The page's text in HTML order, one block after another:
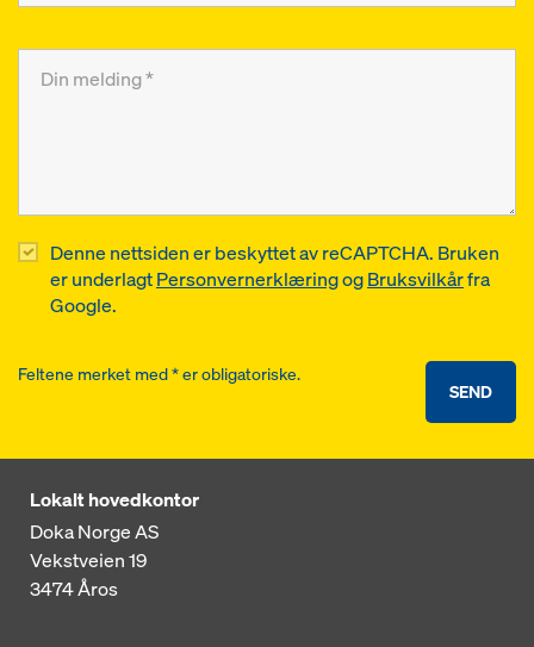
Denne nettsiden er beskyttet av reCAPTCHA. Bruken
er underlagtPersonvernerklæringogBruksvilkårfra
Google.
SEND
Feltene merket med * er obligatoriske.
Lokalt hovedkontor
Doka Norge AS
Vekstveien 19
3474Åros